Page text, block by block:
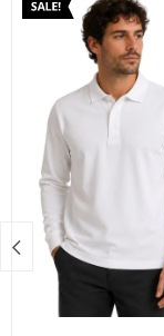
